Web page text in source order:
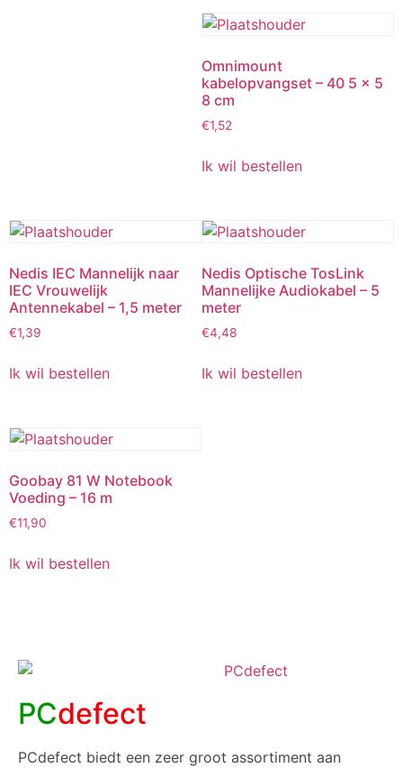
Omnimount
kabelopvangset – 40 5 x 5
8 cm
€1,52
Ik wil bestellen
Nedis IEC Mannelijk naar
IEC Vrouwelijk
Antennekabel – 1,5 meter
€1,39
Ik wil bestellen
Nedis Optische TosLink
Mannelijke Audiokabel – 5
meter
€4,48
Ik wil bestellen
Goobay 81 W Notebook
Voeding – 16 m
€11,90
Ik wil bestellen
PCdefect
PCdefect biedt een zeer groot assortiment aan